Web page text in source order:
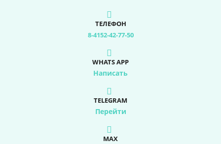
ТЕЛЕФОН
8-4152-42-77-50
WHATS APP
Написать
TELEGRAM
Перейти
MAX